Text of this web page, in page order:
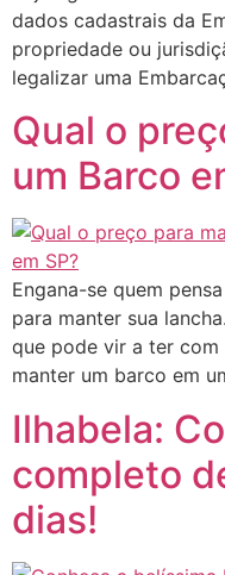
dados cadastrais da
propriedade ou
legalizar uma
Qual o
um Barco
Engana-se quem
para manter sua
que pode vir a ter com
manter um barco em
Ilhabela:
completo
dias!